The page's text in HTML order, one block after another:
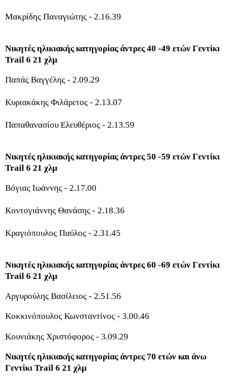
Μακρίδης Παναγιώτης - 2.16.39
Νικητές ηλικιακής κατηγορίας άντρες 40 -49 ετών Γεντίκι
Trail 6 21 χλμ
Παπάς Βαγγέλης - 2.09.29
Κυριακάκης Φιλάρετος - 2.13.07
Παπαθανασίου Ελευθέριος - 2.13.59
Νικητές ηλικιακής κατηγορίας άντρες 50 -59 ετών Γεντίκι
Trail 6 21 χλμ
Βόγιας Ιωάννης - 2.17.00
Κοντογιάννης Θανάσης - 2.18.36
Κραγιόπουλος Παύλος - 2.31.45
Νικητές ηλικιακής κατηγορίας άντρες 60 -69 ετών Γεντίκι
Trail 6 21 χλμ
Αργυρούλης Βασίλειος - 2.51.56
Κοκκινόπουλος Κωνσταντίνος - 3.00.46
Κουνιάκης Χριστόφορος - 3.09.29
Νικητές ηλικιακής κατηγορίας άντρες 70 ετών και άνω
Γεντίκι Trail 6 21 χλμ